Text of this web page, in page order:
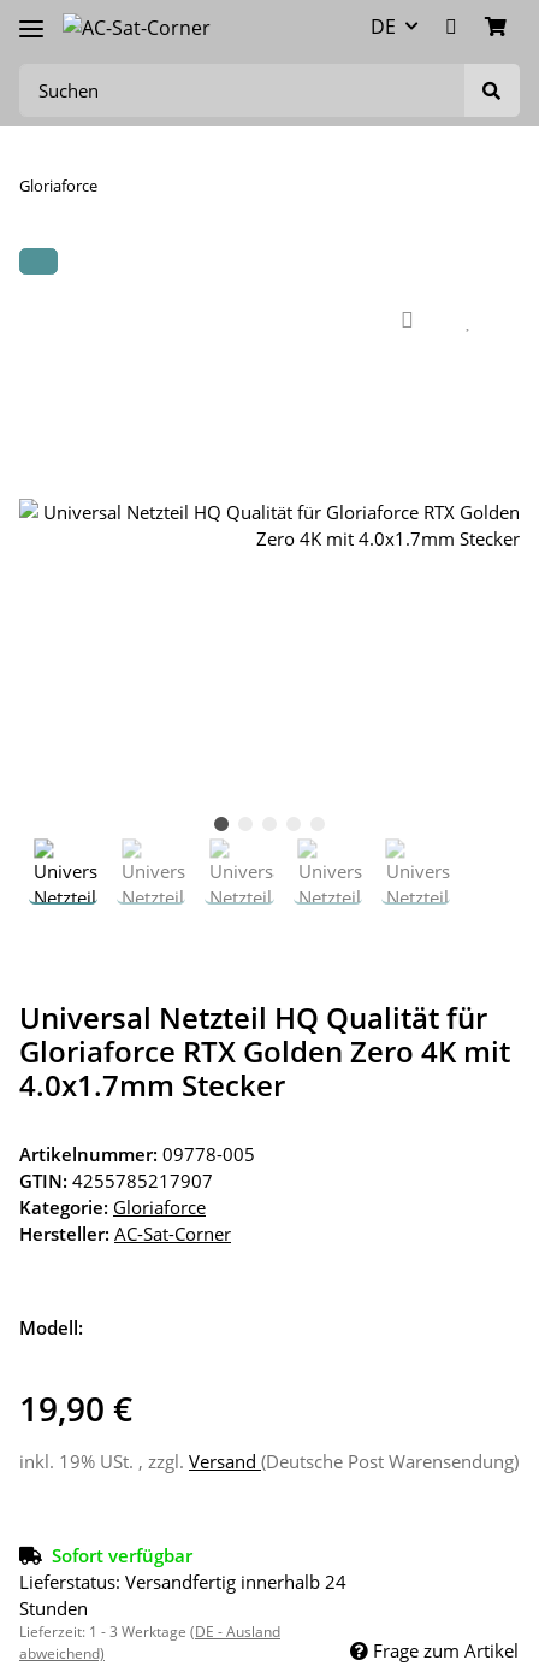
DE
Gloriaforce
Universal Netzteil HQ Qualität für
Gloriaforce RTX Golden Zero 4K mit
4.0x1.7mm Stecker
Artikelnummer: 09778-005
GTIN: 4255785217907
Kategorie: Gloriaforce
Hersteller: AC-Sat-Corner
Modell:
19,90 €
inkl. 19% USt. , zzgl. Versand (Deutsche Post Warensendung)
Sofort verfügbar
Lieferstatus: Versandfertig innerhalb 24
Stunden
Lieferzeit: 1 - 3 Werktage (DE - Ausland
abweichend)
Frage zum Artikel